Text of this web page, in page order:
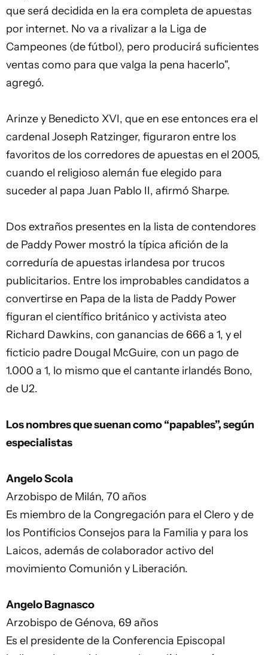
que será decidida en la era completa de apuestas
por internet. No va a rivalizar a la Liga de
Campeones (de fútbol), pero producirá suficientes
ventas como para que valga la pena hacerlo",
agregó.
Arinze y Benedicto XVI, que en ese entonces era el
cardenal Joseph Ratzinger, figuraron entre los
favoritos de los corredores de apuestas en el 2005,
cuando el religioso alemán fue elegido para
suceder al papa Juan Pablo II, afirmó Sharpe.
Dos extraños presentes en la lista de contendores
de Paddy Power mostró la típica afición de la
correduría de apuestas irlandesa por trucos
publicitarios. Entre los improbables candidatos a
convertirse en Papa de la lista de Paddy Power
figuran el científico británico y activista ateo
Richard Dawkins, con ganancias de 666 a 1, y el
ficticio padre Dougal McGuire, con un pago de
1.000 a 1, lo mismo que el cantante irlandés Bono,
de U2.
Los nombres que suenan como “papables”, según
especialistas
Angelo Scola
Arzobispo de Milán, 70 años
Es miembro de la Congregación para el Clero y de
los Pontificios Consejos para la Familia y para los
Laicos, además de colaborador activo del
movimiento Comunión y Liberación.
Angelo Bagnasco
Arzobispo de Génova, 69 años
Es el presidente de la Conferencia Episcopal